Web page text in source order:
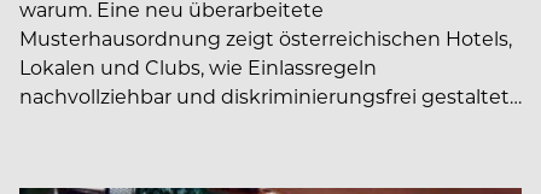
warum. Eine neu überarbeitete
Musterhausordnung zeigt österreichischen Hotels,
Lokalen und Clubs, wie Einlassregeln
nachvollziehbar und diskriminierungsfrei gestaltet…